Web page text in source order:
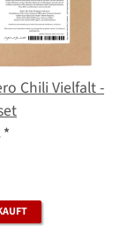
Chili Vielfalt -
*